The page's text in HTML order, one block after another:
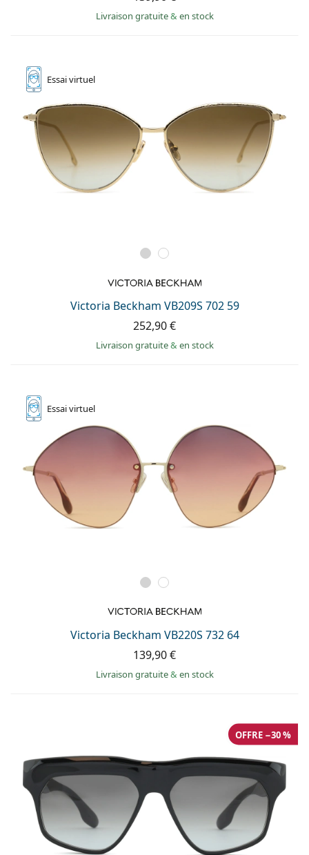
Toutes les marques
Toutes les marques
Livraison gratuite& en stock
Essaivirtuel
Victoria Beckham VB209S 702 59
252,90 €
Livraison gratuite& en stock
Essaivirtuel
Victoria Beckham VB220S 732 64
139,90 €
Livraison gratuite& en stock
OFFRE −30 %